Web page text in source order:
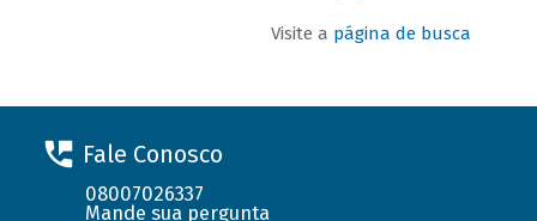
Visite a página de busca
Fale Conosco
08007026337
Mande sua pergunta